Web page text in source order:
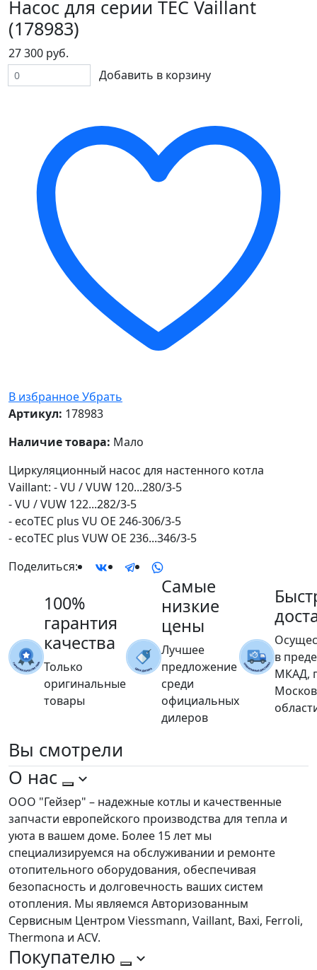
Насос для серии ТЕС Vaillant
(178983)
27 300 руб.
Добавить в корзину
В избранноеУбрать
Артикул: 178983
Наличие товара: Мало
Циркуляционный насос для настенного котла
Vaillant: - VU / VUW 120...280/3-5
- VU / VUW 122...282/3-5
- ecoTEC plus VU OE 246-306/3-5
- ecoTEC plus VUW OE 236...346/3-5
Поделиться:
100%
гарантия
качества
Только
оригинальные
товары
Самые
низкие
цены
Лучшее
предложение
среди
официальных
дилеров
в
МКАД,
Вы смотрели
О нас
ООО "Гейзер" – надежные котлы и качественные
запчасти европейского производства для тепла и
уюта в вашем доме. Более 15 лет мы
специализируемся на обслуживании и ремонте
отопительного оборудования, обеспечивая
безопасность и долговечность ваших систем
отопления. Мы являемся Авторизованным
Сервисным Центром Viessmann, Vaillant, Baxi, Ferroli,
Thermona и ACV.
Покупателю